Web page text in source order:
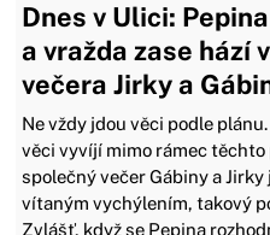
Dnes v Ulici:
a vražda zase hází
večera Jirky a
Ne vždy jdou věci podle
věci vyvíjí mimo rámec
společný večer Gábiny a
vítaným vychýlením, takový
Zvlášť, když se Pepina